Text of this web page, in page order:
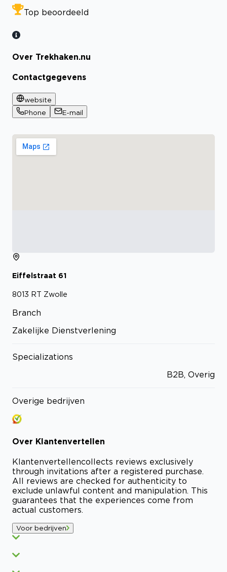
Top beoordeeld
Over Trekhaken.nu
Contactgegevens
website
Phone
E-mail
Eiffelstraat 61
8013 RT Zwolle
Branch
Zakelijke Dienstverlening
Specializations
B2B, Overig
Overige bedrijven
Over Klantenvertellen
Klantenvertellencollects reviews exclusively
through invitations after a registered purchase.
All reviews are checked for authenticity to
exclude unlawful content and manipulation. This
guarantees that the experiences come from
actual customers.
Voor bedrijven